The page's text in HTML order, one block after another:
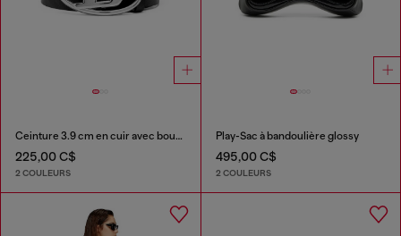
Ceinture 3.9 cm en cuir avec boucle à logo Oval D
225,00 C$
2 COULEURS
Play-Sac à bandoulière glossy
495,00 C$
2 COULEURS